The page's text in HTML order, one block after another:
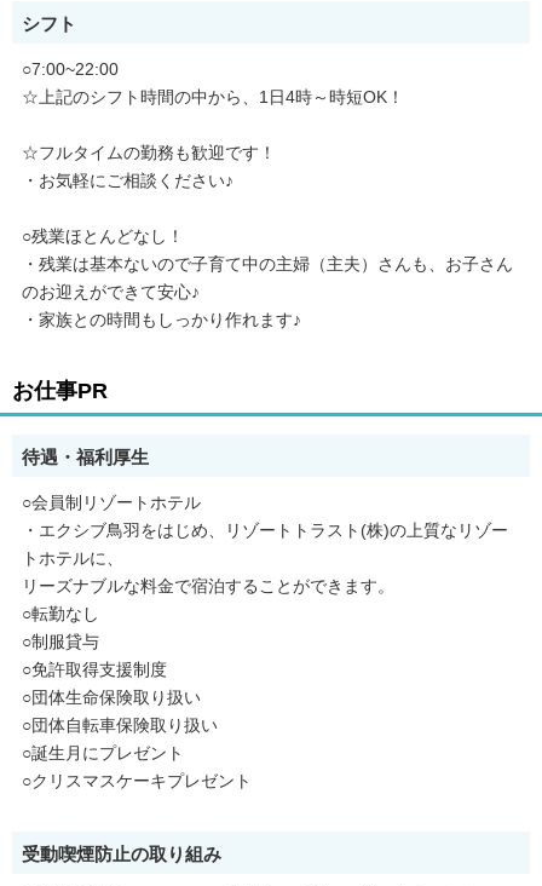
シフト
○7:00~22:00
☆上記のシフト時間の中から、1日4時～時短OK！
☆フルタイムの勤務も歓迎です！
・お気軽にご相談ください♪
○残業ほとんどなし！
・残業は基本ないので子育て中の主婦（主夫）さんも、お子さん
のお迎えができて安心♪
・家族との時間もしっかり作れます♪
お仕事PR
待遇・福利厚生
○会員制リゾートホテル
・エクシブ鳥羽をはじめ、リゾートトラスト(株)の上質なリゾー
トホテルに、
リーズナブルな料金で宿泊することができます。
○転勤なし
○制服貸与
○免許取得支援制度
○団体生命保険取り扱い
○団体自転車保険取り扱い
○誕生月にプレゼント
○クリスマスケーキプレゼント
受動喫煙防止の取り組み